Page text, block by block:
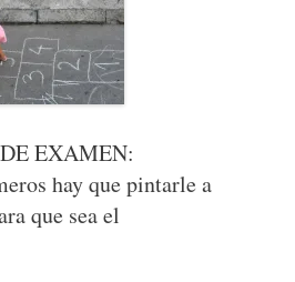
EXAMEN:
hay que pintarle a
que sea el